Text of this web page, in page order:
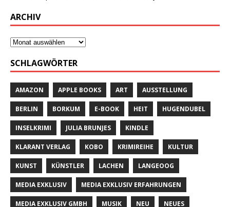
ARCHIV
SCHLAGWÖRTER
AMAZON APPLE BOOKS ART AUSSTELLUNG
BERLIN BORKUM E-BOOK HEIT HUGENDUBEL
INSELKRIMI JULIA BRUNJES KINDLE
KLARANT VERLAG KOBO KRIMIREIHE KULTUR
KUNST KÜNSTLER LACHEN LANGEOOG
MEDIA EXKLUSIV MEDIA EXKLUSIV ERFAHRUNGEN
MEDIA EXKLUSIV GMBH MUSIK NEU NEUES